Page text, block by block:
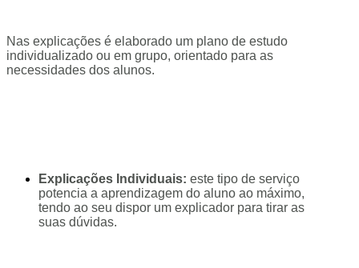
Nas explicações é elaborado um plano de estudo
individualizado ou em grupo, orientado para as
necessidades dos alunos.
Explicações Individuais: este tipo de serviço
potencia a aprendizagem do aluno ao máximo,
tendo ao seu dispor um explicador para tirar as
suas dúvidas.